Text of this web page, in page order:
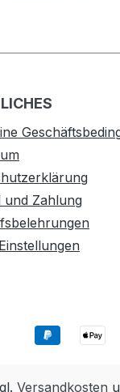
und Zahlung
Versandkosten